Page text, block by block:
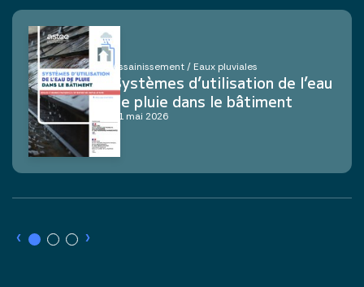
Assainissement / Eaux pluviales
Systèmes d’utilisation de l’eau
de pluie dans le bâtiment
11 mai 2026
› ›